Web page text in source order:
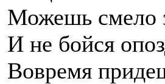
Можешь смело
И не бойся
Вовремя